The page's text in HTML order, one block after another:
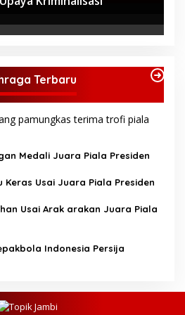
Terbaru
Medali Juara Piala Presiden
Keras Usai Juara Piala Presiden
Usai Arak arakan Juara Piala
Indonesia Persija